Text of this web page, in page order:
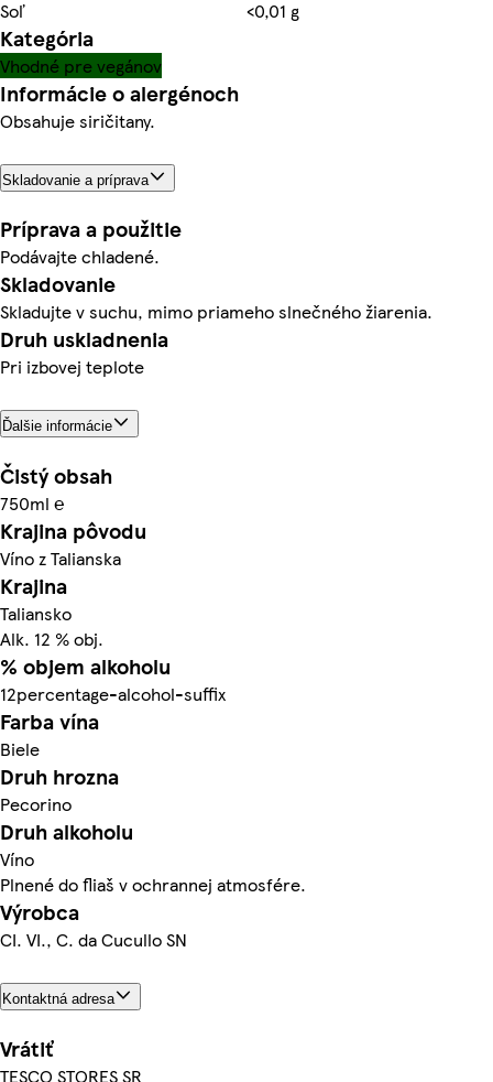
Soľ
<0,01 g
Kategória
Vhodné pre vegánov
Informácie o alergénoch
Obsahuje siričitany.
Skladovanie a príprava
Príprava a použitie
Podávajte chladené.
Skladovanie
Skladujte v suchu, mimo priameho slnečného žiarenia.
Druh uskladnenia
Pri izbovej teplote
Ďalšie informácie
Čistý obsah
750ml ℮
Krajina pôvodu
Víno z Talianska
Krajina
Taliansko
Alk. 12 % obj.
% objem alkoholu
12percentage-alcohol-suffix
Farba vína
Biele
Druh hrozna
Pecorino
Druh alkoholu
Víno
Plnené do fliaš v ochrannej atmosfére.
Výrobca
CI. VI., C. da Cucullo SN
Kontaktná adresa
Vrátiť
TESCO STORES SR